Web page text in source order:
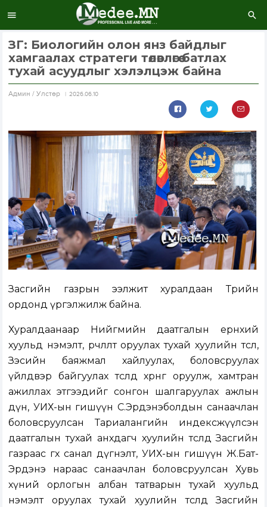
ЗГ: Биологийн олон янз байдлыг
хамгаалах стратеги төлөвлөгөө батлах
тухай асуудлыг хэлэлцэж байна
Aдмин / Улстөр 2026.06.10
Засгийн газрын ээлжит хуралдаан Төрийн
ордонд үргэлжилж байна.
Хуралдаанаар Нийгмийн даатгалын ерөнхий
хуульд нэмэлт, өөрчлөлт оруулах тухай хуулийн төсөл,
Зэсийн баяжмал хайлуулах, боловсруулах
үйлдвэр байгуулах төсөлд хөрөнгө оруулж, хамтран
ажиллах этгээдийг сонгон шалгаруулах ажлын
дүн, УИХ-ын гишүүн С.Эрдэнэболдын санаачлан
боловсруулсан Тариалангийн индексжүүлсэн
даатгалын тухай анхдагч хуулийн төсөлд Засгийн
газраас өгөх санал дүгнэлт, УИХ-ын гишүүн Ж.Бат-
Эрдэнэ нараас санаачлан боловсруулсан Хувь
хүний орлогын албан татварын тухай хуульд
нэмэлт оруулах тухай хуулийн төсөлд Засгийн